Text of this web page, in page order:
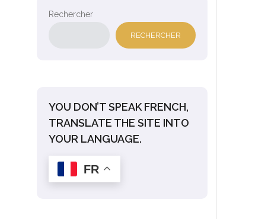
Rechercher
RECHERCHER
YOU DON’T SPEAK FRENCH,
TRANSLATE THE SITE INTO
YOUR LANGUAGE.
FR